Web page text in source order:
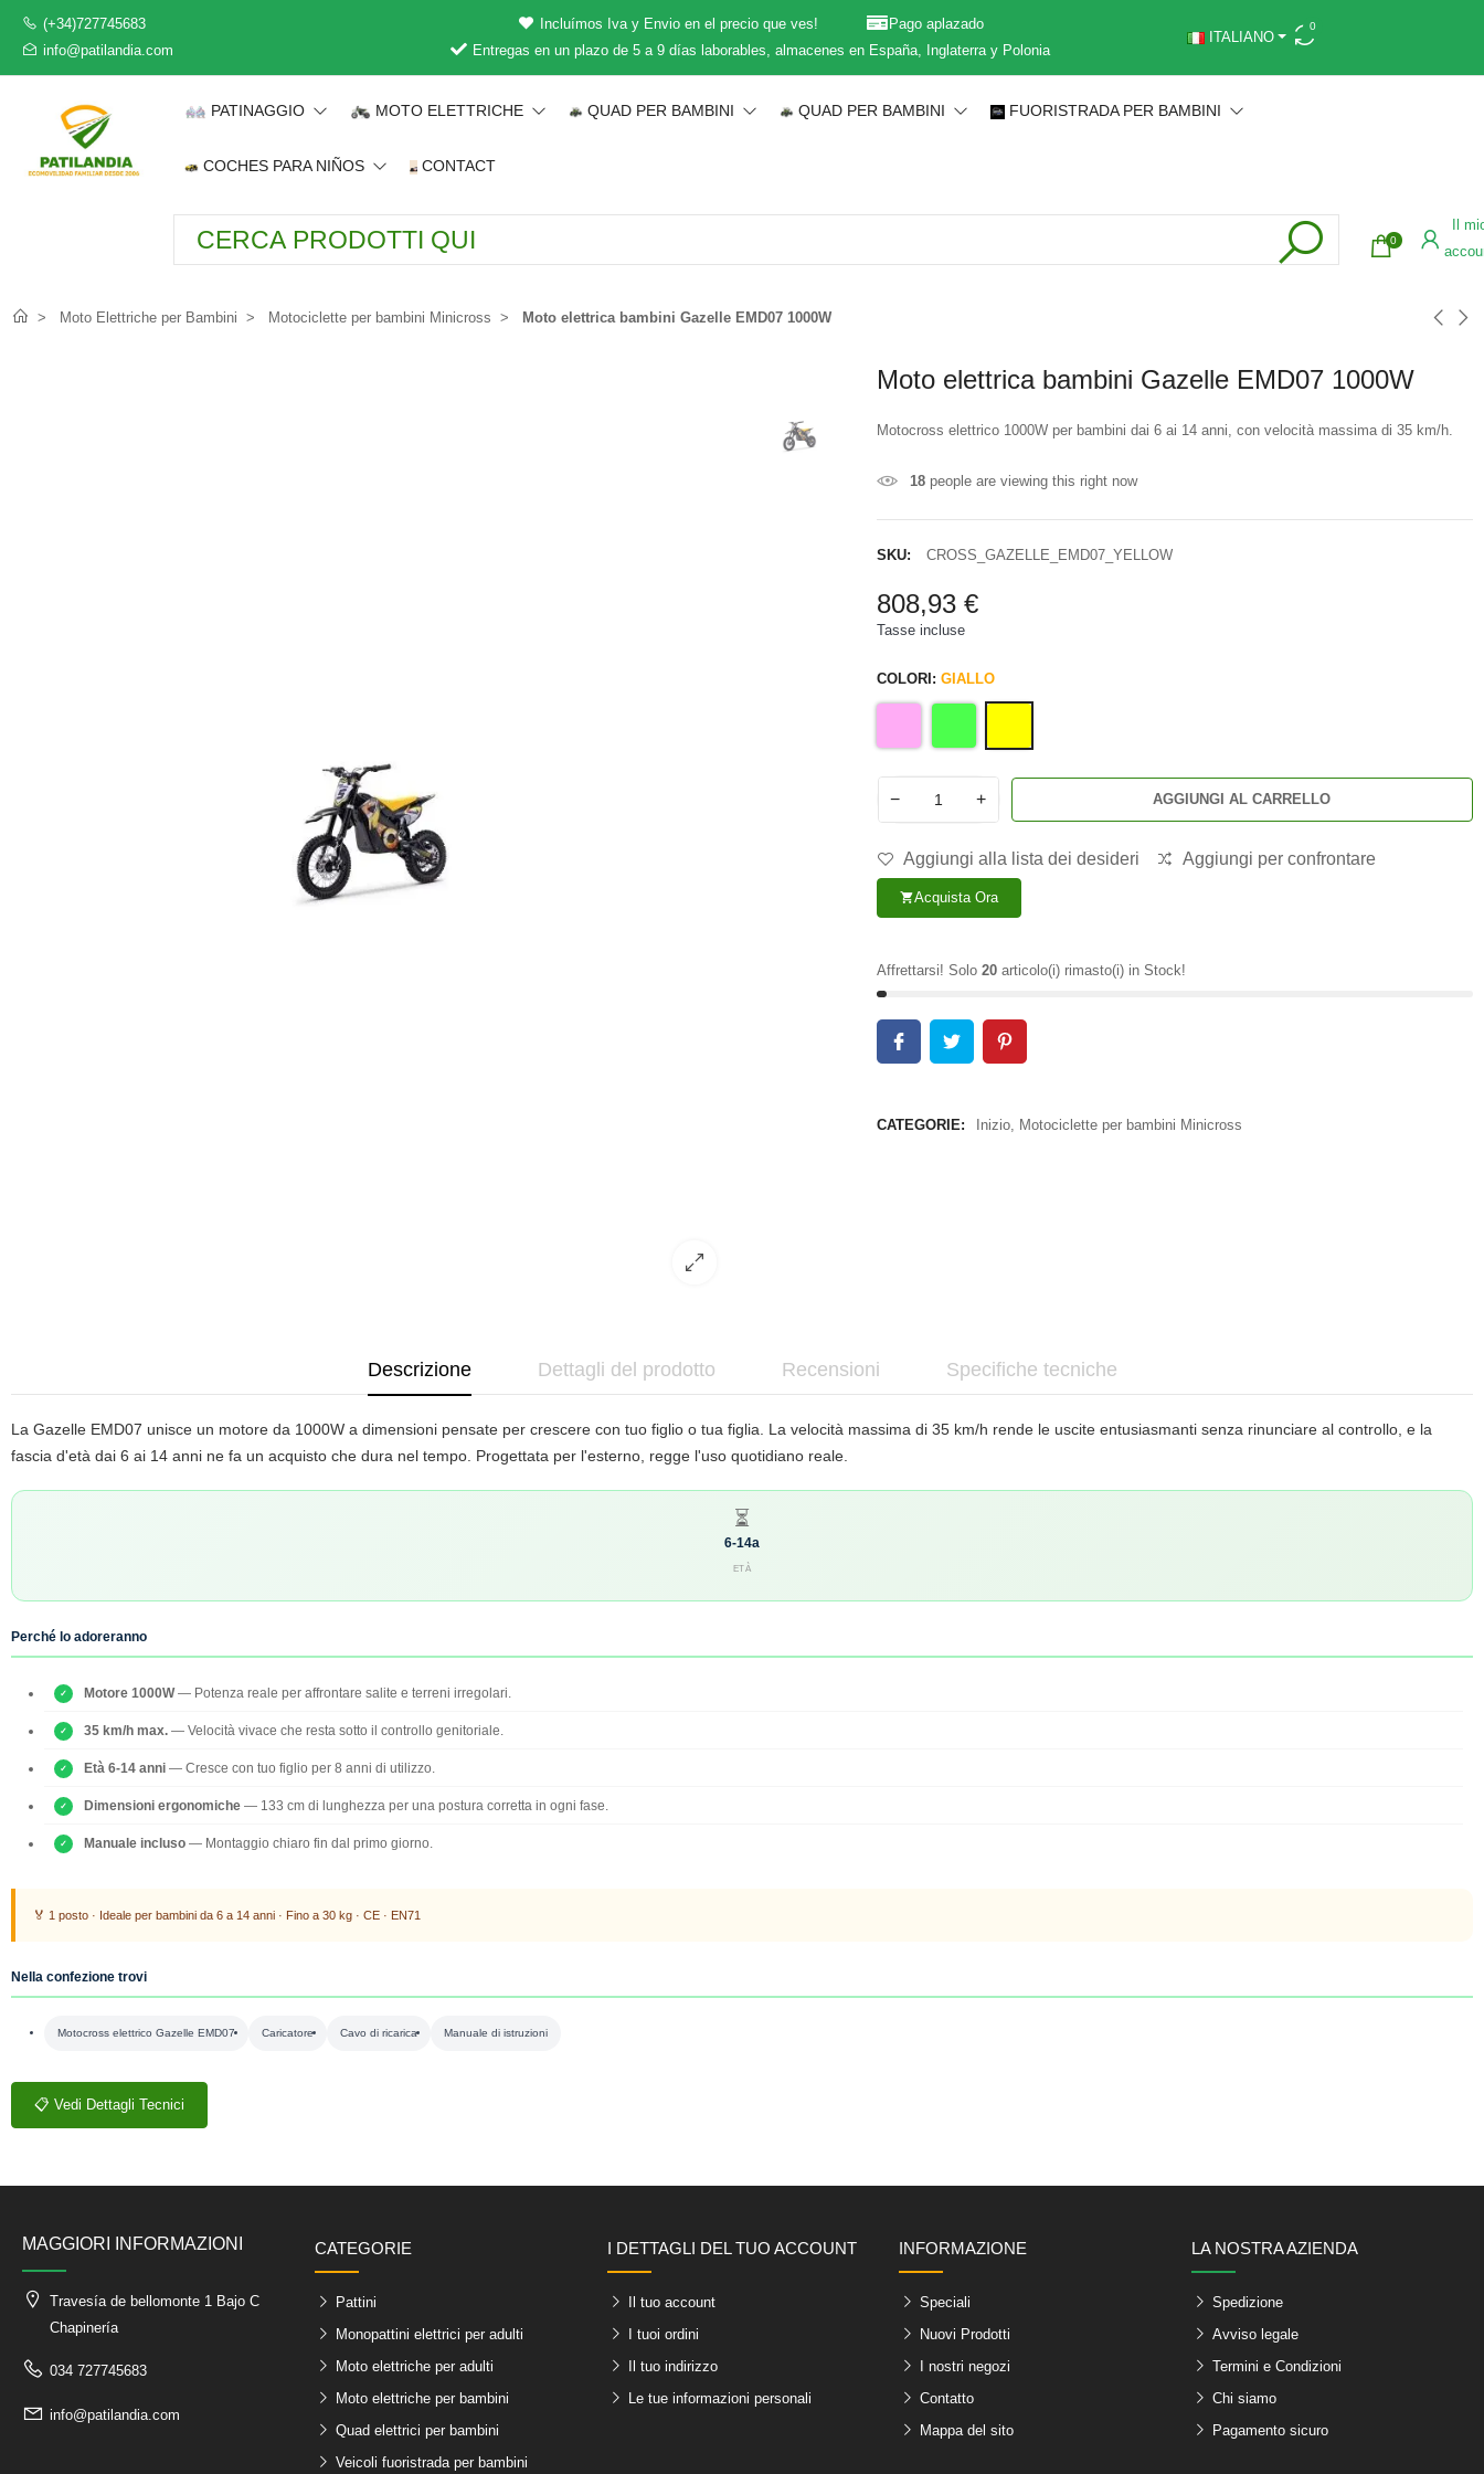
(+34)727745683
info@patilandia.com
Incluímos Iva y Envio en el precio que ves!
Pago aplazado
Entregas en un plazo de 5 a 9 días laborables, almacenes en España, Inglaterra y Polonia
ITALIANO
0
PATINAGGIO MOTO ELETTRICHE QUAD PER BAMBINI QUAD PER BAMBINI FUORISTRADA PER BAMBINI
COCHES PARA NIÑOS CONTACT
0
Il
Moto Elettriche per Bambini Motociclette per bambini Minicross Moto elettrica bambini Gazelle EMD07 1000W
Moto elettrica bambini Gazelle EMD07 1000W
Motocross elettrico 1000W per bambini dai 6 ai 14 anni, con velocità massima di 35 km/h.
18people are viewing this right now
SKU: CROSS_GAZELLE_EMD07_YELLOW
808,93 €
Tasse incluse
COLORI: GIALLO
− + AGGIUNGI AL CARRELLO
Aggiungi alla lista dei desideri Aggiungi per confrontare
shopping_cartAcquista Ora
Affrettarsi! Solo 20articolo(i) rimasto(i) in Stock!
CATEGORIE: Inizio, Motociclette per bambini Minicross
Descrizione Dettagli del prodotto Recensioni Specifiche tecniche
La Gazelle EMD07 unisce un motore da 1000W a dimensioni pensate per crescere con tuo figlio o tua figlia. La velocità massima di 35 km/h rende le uscite entusiasmanti senza rinunciare al controllo, e la
fascia d'età dai 6 ai 14 anni ne fa un acquisto che dura nel tempo. Progettata per l'esterno, regge l'uso quotidiano reale.
⏳
6-14a
ETÀ
Perché lo adoreranno
Motore 1000W— Potenza reale per affrontare salite e terreni irregolari.
35 km/h max. — Velocità vivace che resta sotto il controllo genitoriale.
Età 6-14 anni — Cresce con tuo figlio per 8 anni di utilizzo.
Dimensioni ergonomiche — 133 cm di lunghezza per una postura corretta in ogni fase.
Manuale incluso — Montaggio chiaro fin dal primo giorno.
🏅 1 posto · Ideale per bambini da 6 a 14 anni · Fino a 30 kg · CE · EN71
Nella confezione trovi
Motocross elettrico Gazelle EMD07 Caricatore Cavo di ricarica Manuale di istruzioni
📋 Vedi Dettagli Tecnici
MAGGIORI INFORMAZIONI
Travesía de bellomonte 1 Bajo C
Chapinería
034 727745683
info@patilandia.com
CATEGORIE
Pattini
Monopattini elettrici per adulti
Moto elettriche per adulti
Moto elettriche per bambini
Quad elettrici per bambini
Veicoli fuoristrada per bambini
I DETTAGLI DEL TUO ACCOUNT
Il tuo account
I tuoi ordini
Il tuo indirizzo
Le tue informazioni personali
INFORMAZIONE
Speciali
Nuovi Prodotti
I nostri negozi
Contatto
Mappa del sito
LA NOSTRA AZIENDA
Spedizione
Avviso legale
Termini e Condizioni
Chi siamo
Pagamento sicuro